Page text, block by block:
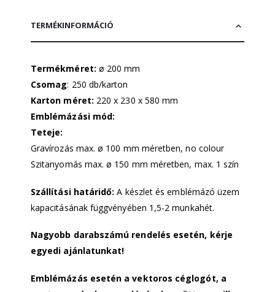
TERMÉKINFORMÁCIÓ
Termékméret: ø 200 mm
Csomag: 250 db/karton
Karton méret: 220 x 230 x 580 mm
Emblémázási mód:
Teteje:
Gravírozás max. ø 100 mm méretben, no colour
Szitanyomás max. ø 150 mm méretben, max. 1 szín
Szállítási határidő:A készlet és emblémázó üzem
kapacitásának függvényében 1,5-2 munkahét.
Nagyobb darabszámú rendelés esetén, kérje
egyedi ajánlatunkat!
Emblémázás esetén a vektoros céglogót, a